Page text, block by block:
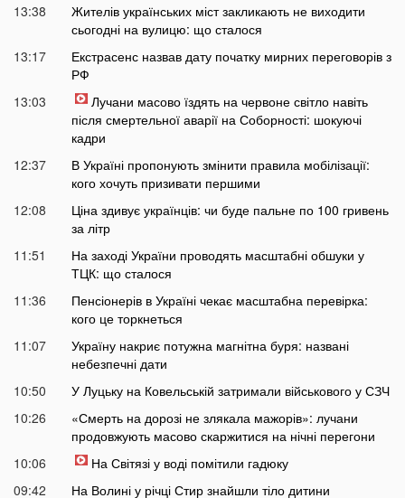
13:38
Жителів українських міст закликають не виходити
сьогодні на вулицю: що сталося
13:17
Екстрасенс назвав дату початку мирних переговорів з
РФ
13:03
Лучани масово їздять на червоне світло навіть
після смертельної аварії на Соборності: шокуючі
кадри
12:37
В Україні пропонують змінити правила мобілізації:
кого хочуть призивати першими
12:08
Ціна здивує українців: чи буде пальне по 100 гривень
за літр
11:51
На заході України проводять масштабні обшуки у
ТЦК: що сталося
11:36
Пенсіонерів в Україні чекає масштабна перевірка:
кого це торкнеться
11:07
Україну накриє потужна магнітна буря: названі
небезпечні дати
10:50
У Луцьку на Ковельській затримали військового у СЗЧ
10:26
«Смерть на дорозі не злякала мажорів»: лучани
продовжують масово скаржитися на нічні перегони
10:06
На Світязі у воді помітили гадюку
09:42
На Волині у річці Стир знайшли тіло дитини